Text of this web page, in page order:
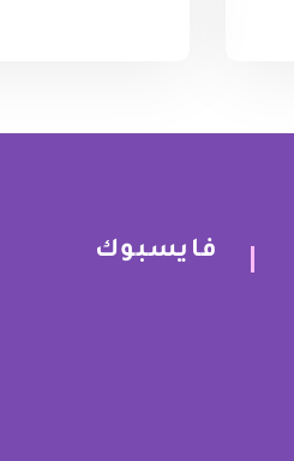
فايسبوك